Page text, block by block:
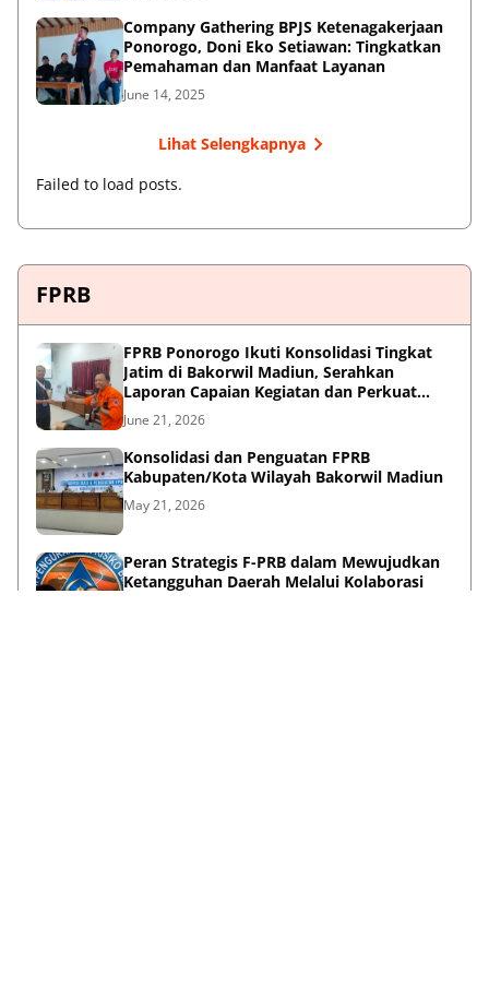
Company Gathering BPJS Ketenagakerjaan
Ponorogo, Doni Eko Setiawan: Tingkatkan
Pemahaman dan Manfaat Layanan
June 14, 2025
Lihat Selengkapnya
Failed to load posts.
FPRB
FPRB Ponorogo Ikuti Konsolidasi Tingkat
Jatim di Bakorwil Madiun, Serahkan
Laporan Capaian Kegiatan dan Perkuat
Sinergi Pentahelix
June 21, 2026
Konsolidasi dan Penguatan FPRB
Kabupaten/Kota Wilayah Bakorwil Madiun
May 21, 2026
Peran Strategis F-PRB dalam Mewujudkan
Ketangguhan Daerah Melalui Kolaborasi